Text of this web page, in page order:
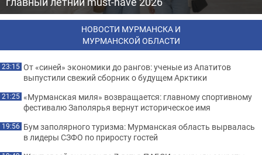
НОВОСТИ МУРМАНСКА И
МУРМАНСКОЙ ОБЛАСТИ
23:15 От «синей» экономики до рангов: ученые из Апатитов
выпустили свежий сборник о будущем Арктики
21:25 «Мурманская миля» возвращается: главному спортивному
фестивалю Заполярья вернут историческое имя
19:56 Бум заполярного туризма: Мурманская область вырвалась
в лидеры СЗФО по приросту гостей